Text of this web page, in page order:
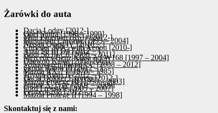
Żarówki do auta
Dacia Lodgy [2012-]
Opel Sintra [1996 – 1999]
Mini Paceman (R61) [2012-]
Mitsubishi Carisma [1995 – 2004]
Nissan Quest IV [2010 – ]
Chrysler 300C with Xenon [2010-]
Audi S8 III D4 [2012 – ]
Audi S6 III C6 [2006 – 2011]
Mercedes-Benz Klasa A I W168 [1997 – 2004]
Daewoo Kalos [2002-2005]
Volkswagen Passat CC [2008 – 2012]
Skoda Rapid III [2012 – ]
Mazda RX-7 I [1978 – 1985]
Toyota Auris II [2012 – ]
Dacia Dokker Express [2012-]
Mazda Protege III [1998 – 2003]
Jaguar X-Type [2001 – 2009]
Ford Freestyle [2005 – 2007]
Peugeot 208 [2012 – ]
Mazda Protege II [1994 – 1998]
Skontaktuj się z nami: